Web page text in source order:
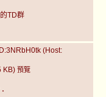
TD群
(Host:
KB) 預覽